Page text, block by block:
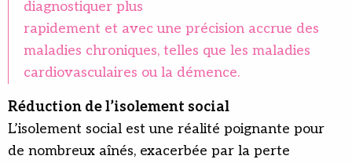
diagnostiquer plus
rapidement et avec une précision accrue des
maladies chroniques, telles que les maladies
cardiovasculaires ou la démence.
Réduction de l’isolement social
L’isolement social est une réalité poignante pour
de nombreux aînés, exacerbée par la perte